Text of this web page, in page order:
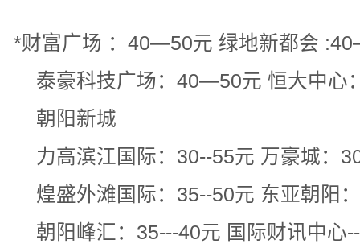
*财富广场 ：40—50元 绿地新都会
泰豪科技广场：40—50元 恒大中心
朝阳新城
力高滨江国际：30--55元 万豪城：
煌盛外滩国际：35--50元 东亚朝阳
朝阳峰汇：35---40元 国际财讯中心